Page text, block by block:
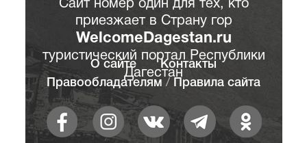
Сайт номер один для тех, кто
приезжает в Страну гор
WelcomeDagestan.ru
туристический портал Республики
Дагестан
О сайте
Контакты
Правообладателям / Правила сайта